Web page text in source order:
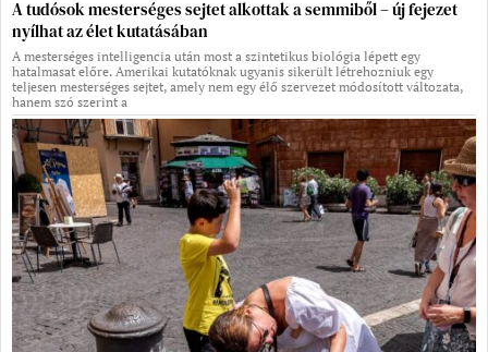
A tudósok mesterséges sejtet alkottak a semmiből – új fejezet
nyílhat az élet kutatásában
A mesterséges intelligencia után most a szintetikus biológia lépett egy
hatalmasat előre. Amerikai kutatóknak ugyanis sikerült létrehozniuk egy
teljesen mesterséges sejtet, amely nem egy élő szervezet módosított változata,
hanem szó szerint a